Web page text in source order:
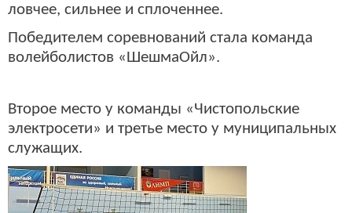
ловчее, сильнее и сплоченнее.
Победителем соревнований стала команда
волейболистов «ШешмаОйл».
Второе место у команды «Чистопольские
электросети» и третье место у муниципальных
служащих.